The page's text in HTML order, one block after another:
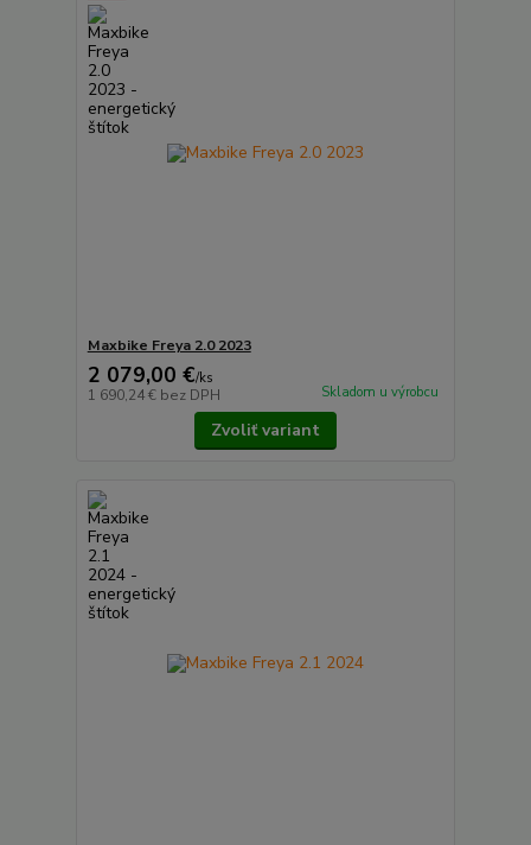
Maxbike Freya 2.0 2023
2 079,00 €/ks
1 690,24 € bez DPH Skladom u výrobcu
Zvoliť variant